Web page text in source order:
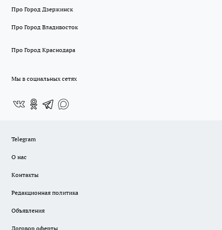
Про Город Дзержинск
Про Город Владивосток
Про Город Краснодара
Мы в социальных сетях
Telegram
О нас
Контакты
Редакционная политика
Объявления
Договор оферты